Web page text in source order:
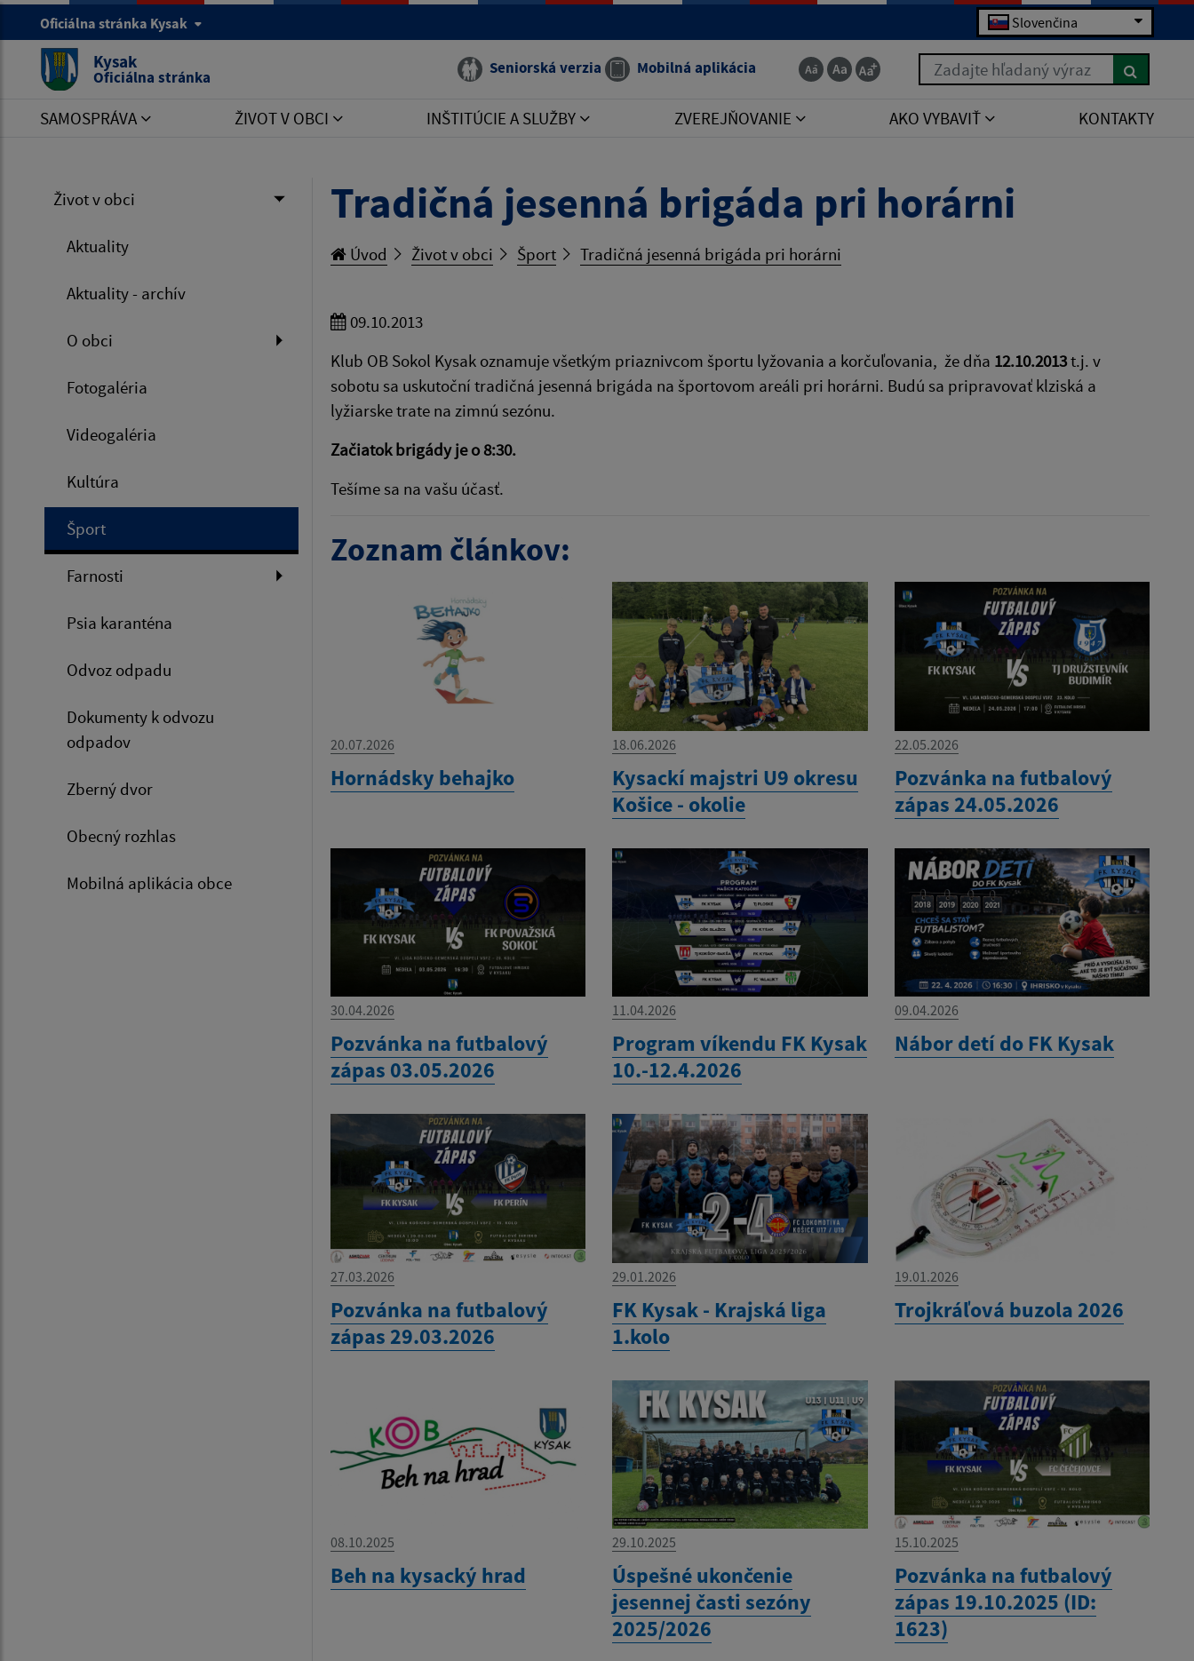
Oficiálna stránka Kysak Slovenčina
Kysak
Oficiálna stránka Seniorská verzia Mobilná aplikácia Zadajte hľadaný výraz
SAMOSPRÁVA ŽIVOT V OBCI INŠTITÚCIE A SLUŽBY ZVEREJŇOVANIE AKO VYBAVIŤ KONTAKTY
Život v obci
Aktuality
Aktuality - archív
O obci
Fotogaléria
Videogaléria
Kultúra
Šport
Farnosti
Psia karanténa
Odvoz odpadu
Dokumenty k odvozu
odpadov
Zberný dvor
Obecný rozhlas
Mobilná aplikácia obce
Tradičná jesenná brigáda pri horárni
Úvod Život v obci Šport Tradičná jesenná brigáda pri horárni
09.10.2013
Klub OB Sokol Kysak oznamuje všetkým priaznivcom športu lyžovania a korčuľovania, že dňa 12.10.2013t.j. v
sobotu sa uskutoční tradičná jesenná brigáda na športovom areáli pri horárni. Budú sa pripravovať klziská a
lyžiarske trate na zimnú sezónu.
Začiatok brigády je o 8:30.
Tešíme sa na vašu účasť.
Zoznam článkov:
20.07.2026
Hornádsky behajko
18.06.2026
Kysackí majstri U9 okresu
Košice - okolie
22.05.2026
Pozvánka na futbalový
zápas 24.05.2026
30.04.2026
Pozvánka na futbalový
zápas 03.05.2026
11.04.2026
Program víkendu FK Kysak
10.-12.4.2026
09.04.2026
Nábor detí do FK Kysak
27.03.2026
Pozvánka na futbalový
zápas 29.03.2026
29.01.2026
FK Kysak - Krajská liga
1.kolo
19.01.2026
Trojkráľová buzola 2026
08.10.2025
Beh na kysacký hrad
29.10.2025
Úspešné ukončenie
jesennej časti sezóny
2025/2026
15.10.2025
Pozvánka na futbalový
zápas 19.10.2025 (ID:
1623)